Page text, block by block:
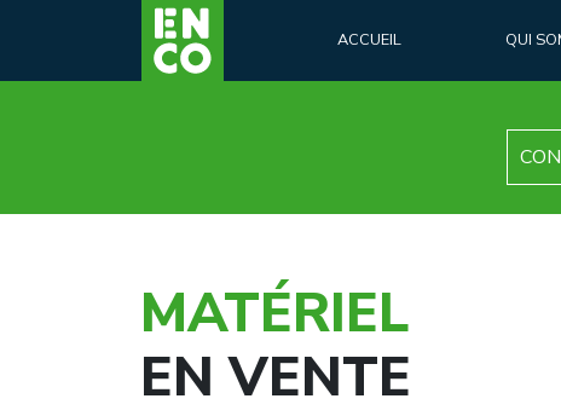
ACCUEIL QUI
MATÉRIEL
EN VENTE